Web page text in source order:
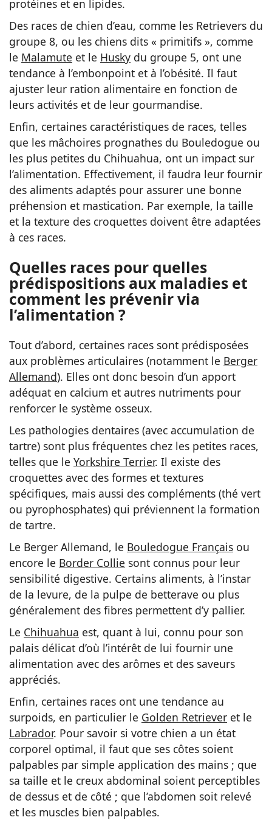
protéines et en lipides.
Des races de chien d’eau, comme les Retrievers du
groupe 8, ou les chiens dits « primitifs », comme
le Malamute et le Husky du groupe 5, ont une
tendance à l’embonpoint et à l’obésité. Il faut
ajuster leur ration alimentaire en fonction de
leurs activités et de leur gourmandise.
Enfin, certaines caractéristiques de races, telles
que les mâchoires prognathes du Bouledogue ou
les plus petites du Chihuahua, ont un impact sur
l’alimentation. Effectivement, il faudra leur fournir
des aliments adaptés pour assurer une bonne
préhension et mastication. Par exemple, la taille
et la texture des croquettes doivent être adaptées
à ces races.
Quelles races pour quelles
prédispositions aux maladies et
comment les prévenir via
l’alimentation ?
Tout d’abord, certaines races sont prédisposées
aux problèmes articulaires (notamment le Berger
Allemand). Elles ont donc besoin d’un apport
adéquat en calcium et autres nutriments pour
renforcer le système osseux.
Les pathologies dentaires (avec accumulation de
tartre) sont plus fréquentes chez les petites races,
telles que le Yorkshire Terrier. Il existe des
croquettes avec des formes et textures
spécifiques, mais aussi des compléments (thé vert
ou pyrophosphates) qui préviennent la formation
de tartre.
Le Berger Allemand, le Bouledogue Français ou
encore le Border Collie sont connus pour leur
sensibilité digestive. Certains aliments, à l’instar
de la levure, de la pulpe de betterave ou plus
généralement des fibres permettent d’y pallier.
Le Chihuahua est, quant à lui, connu pour son
palais délicat d’où l’intérêt de lui fournir une
alimentation avec des arômes et des saveurs
appréciés.
Enfin, certaines races ont une tendance au
surpoids, en particulier le Golden Retriever et le
Labrador. Pour savoir si votre chien a un état
corporel optimal, il faut que ses côtes soient
palpables par simple application des mains ; que
sa taille et le creux abdominal soient perceptibles
de dessus et de côté ; que l’abdomen soit relevé
et les muscles bien palpables.